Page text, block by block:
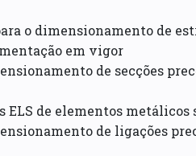
o dimensionamento de
em vigor
de secções
ELS de elementos
de ligações